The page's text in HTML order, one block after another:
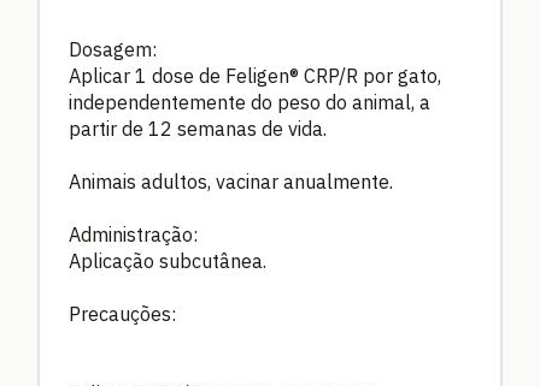
Dosagem:
Aplicar 1 dose de Feligen® CRP/R por gato,
independentemente do peso do animal, a
partir de 12 semanas de vida.
Animais adultos, vacinar anualmente.
Administração:
Aplicação subcutânea.
Precauções: